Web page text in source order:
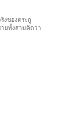
งของตระกู
ยทั้งสามคิดว่า